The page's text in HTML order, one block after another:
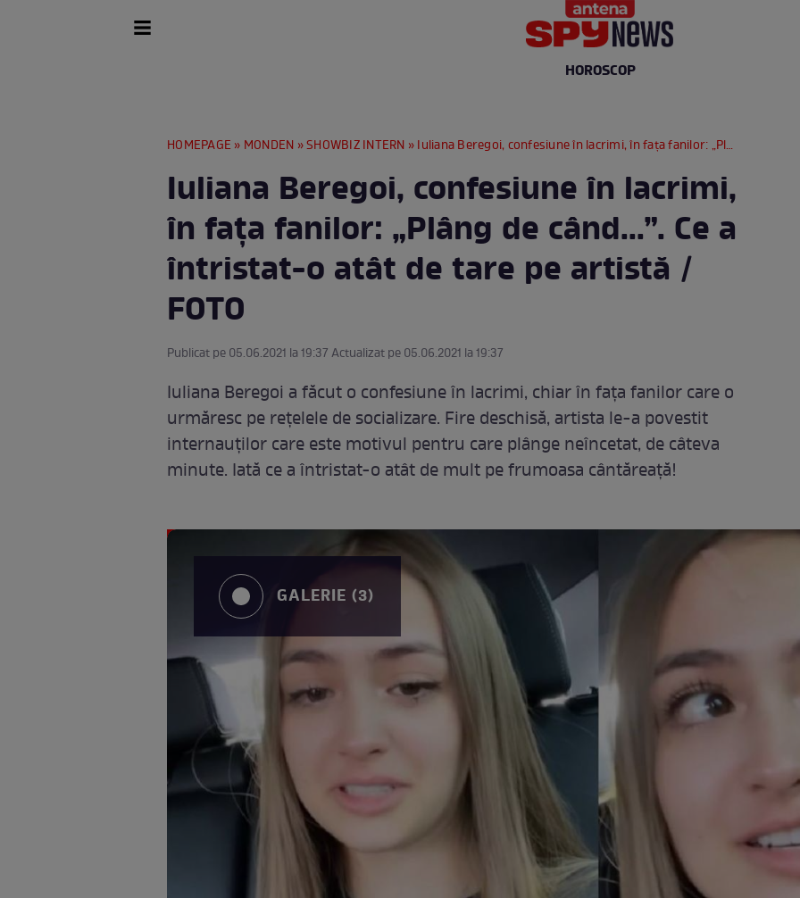
HOROSCOP
HOMEPAGE » MONDEN »SHOWBIZ INTERN » Iuliana Beregoi, confesiune în lacrimi, în fața fanilor: „Plâng de când...”. Ce a întristat-o atât de tare pe artistă / FOTO
Iuliana Beregoi, confesiune în lacrimi,
în fața fanilor: „Plâng de când...”. Ce a
întristat-o atât de tare pe artistă /
FOTO
Publicat pe 05.06.2021 la 19:37 Actualizat pe 05.06.2021 la 19:37
Iuliana Beregoi a făcut o confesiune în lacrimi, chiar în fața fanilor care o
urmăresc pe rețelele de socializare. Fire deschisă, artista le-a povestit
internauților care este motivul pentru care plânge neîncetat, de câteva
minute. Iată ce a întristat-o atât de mult pe frumoasa cântăreață!
GALERIE (3)